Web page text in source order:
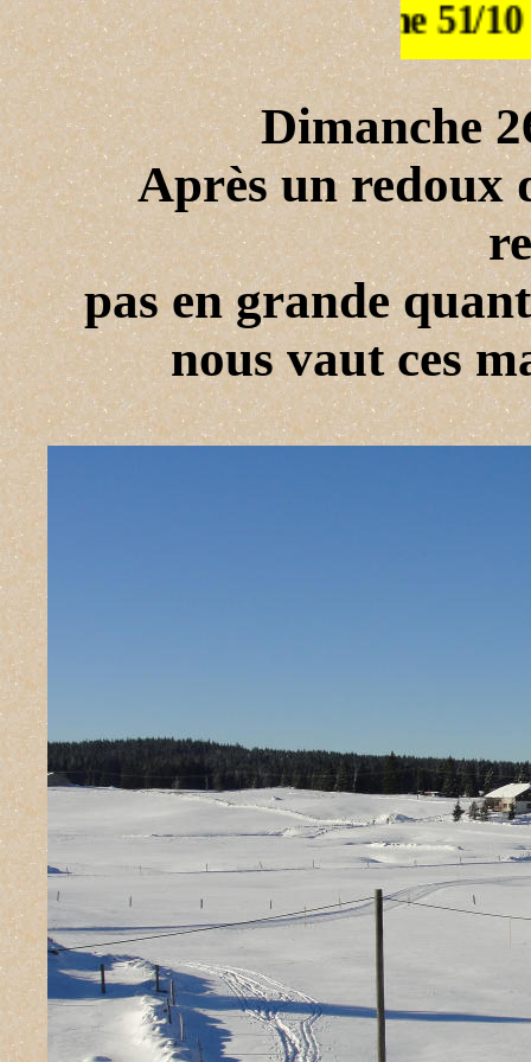
Dimanche
Après un redoux
pas en grande
nous vaut ces